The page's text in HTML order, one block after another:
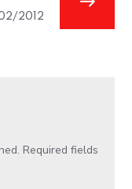
2012
Required fields